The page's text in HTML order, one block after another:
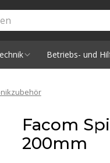
Betriebs- und
Facom
200mm